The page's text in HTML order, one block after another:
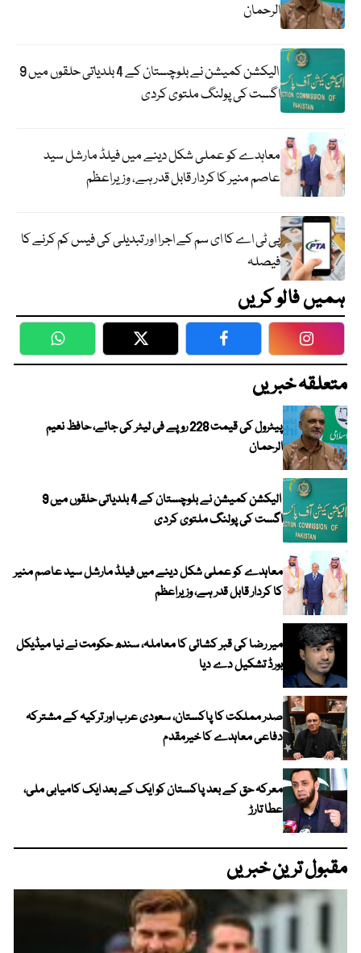
الرحمان
الیکشن کمیشن نے بلوچستان کے 4 بلدیاتی حلقوں میں 9
اگست کی پولنگ ملتوی کردی
معاہدے کو عملی شکل دینے میں فیلڈ مارشل سید
عاصم منیر کا کردار قابل قدر ہے، وزیراعظم
پی ٹی اے کا ای سم کے اجرا اور تبدیلی کی فیس کم کرنے کا
فیصلہ
ہمیں فالو کریں
WhatsApp Twitter Facebook
متعلقہ خبریں
پیٹرول کی قیمت 228 روپے فی لیٹر کی جائے، حافظ نعیم
الرحمان
الیکشن کمیشن نے بلوچستان کے 4 بلدیاتی حلقوں میں 9
اگست کی پولنگ ملتوی کردی
معاہدے کو عملی شکل دینے میں فیلڈ مارشل سید عاصم منیر
کا کردار قابل قدر ہے، وزیراعظم
میر رضا کی قبر کشائی کا معاملہ، سندھ حکومت نے نیا میڈیکل
بورڈ تشکیل دے دیا
صدر مملکت کا پاکستان، سعودی عرب اور ترکیہ کے مشترکہ
دفاعی معاہدے کا خیرمقدم
معرکہ حق کے بعد پاکستان کو ایک کے بعد ایک کامیابی ملی،
عطا تارڑ
مقبول ترین خبریں